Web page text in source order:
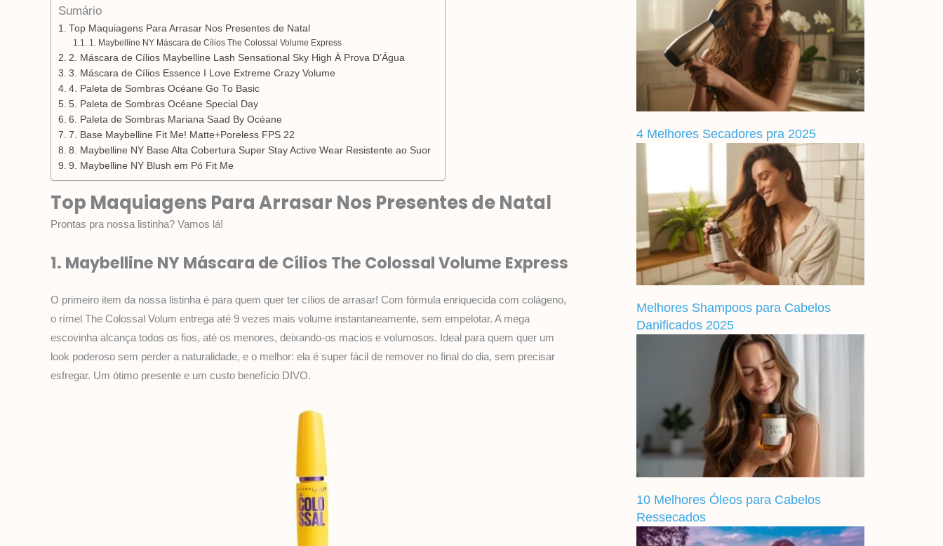
Sumário
Top Maquiagens Para Arrasar Nos Presentes de Natal
1. Maybelline NY Máscara de Cílios The Colossal Volume Express
2. Máscara de Cílios Maybelline Lash Sensational Sky High À Prova D’Água
3. Máscara de Cílios Essence I Love Extreme Crazy Volume
4. Paleta de Sombras Océane Go To Basic
5. Paleta de Sombras Océane Special Day
6. Paleta de Sombras Mariana Saad By Océane
7. Base Maybelline Fit Me! Matte+Poreless FPS 22
8. Maybelline NY Base Alta Cobertura Super Stay Active Wear Resistente ao Suor
9. Maybelline NY Blush em Pó Fit Me
Top Maquiagens Para Arrasar Nos Presentes de Natal
Prontas pra nossa listinha? Vamos lá!
1. Maybelline NY Máscara de Cílios The Colossal Volume Express
O primeiro item da nossa listinha é para quem quer ter cílios de arrasar! Com fórmula enriquecida com colágeno,
o rímel The Colossal Volum entrega até 9 vezes mais volume instantaneamente, sem empelotar. A mega
escovinha alcança todos os fios, até os menores, deixando-os macios e volumosos. Ideal para quem quer um
look poderoso sem perder a naturalidade, e o melhor: ela é super fácil de remover no final do dia, sem precisar
esfregar. Um ótimo presente e um custo benefício DIVO.
4 Melhores Secadores pra 2025
Melhores Shampoos para Cabelos
Danificados 2025
10 Melhores Óleos para Cabelos
Ressecados